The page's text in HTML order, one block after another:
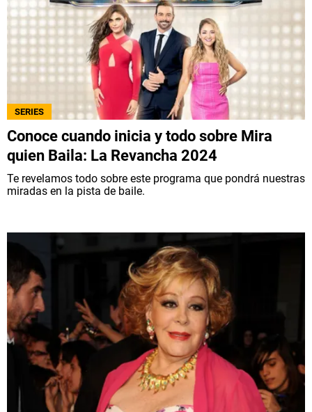
SERIES
Conoce cuando inicia y todo sobre Mira
quien Baila: La Revancha 2024
Te revelamos todo sobre este programa que pondrá nuestras
miradas en la pista de baile.